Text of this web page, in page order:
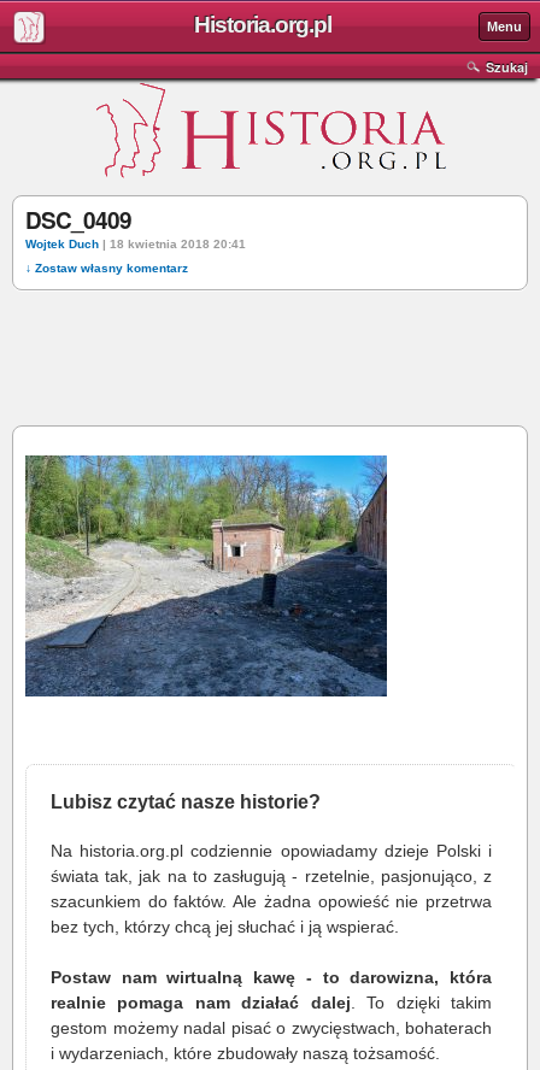
Historia.org.pl Menu
Szukaj
DSC_0409
Wojtek Duch | 18 kwietnia 2018 20:41
↓ Zostaw własny komentarz
Lubisz czytać nasze historie?
Na historia.org.pl codziennie opowiadamy dzieje Polski i
świata tak, jak na to zasługują - rzetelnie, pasjonująco, z
szacunkiem do faktów. Ale żadna opowieść nie przetrwa
bez tych, którzy chcą jej słuchać i ją wspierać.
Postaw nam wirtualną kawę - to darowizna, która
realnie pomaga nam działać dalej . To dzięki takim
gestom możemy nadal pisać o zwycięstwach, bohaterach
i wydarzeniach, które zbudowały naszą tożsamość.